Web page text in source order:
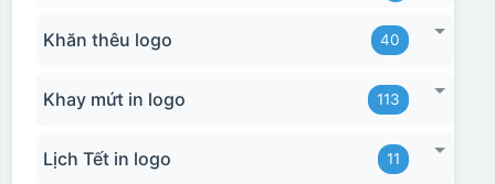
Khăn thêu logo 40
Khay mứt in logo 113
Lịch Tết in logo 11